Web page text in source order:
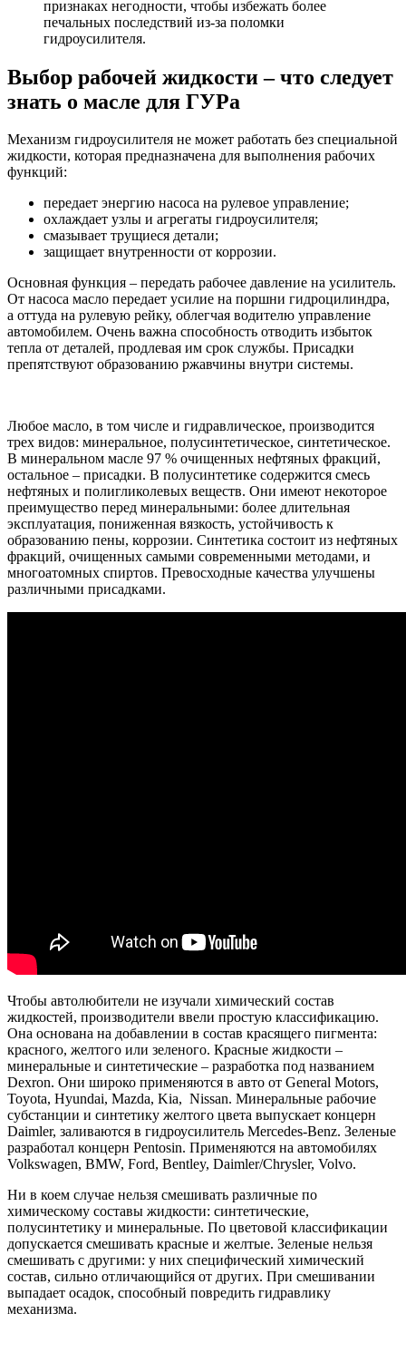
признаках негодности, чтобы избежать более
печальных последствий из-за поломки
гидроусилителя.
Выбор рабочей жидкости – что следует
знать о масле для ГУРа
Механизм гидроусилителя не может работать без специальной
жидкости, которая предназначена для выполнения рабочих
функций:
передает энергию насоса на рулевое управление;
охлаждает узлы и агрегаты гидроусилителя;
смазывает трущиеся детали;
защищает внутренности от коррозии.
Основная функция – передать рабочее давление на усилитель.
От насоса масло передает усилие на поршни гидроцилиндра,
а оттуда на рулевую рейку, облегчая водителю управление
автомобилем. Очень важна способность отводить избыток
тепла от деталей, продлевая им срок службы. Присадки
препятствуют образованию ржавчины внутри системы.
Любое масло, в том числе и гидравлическое, производится
трех видов: минеральное, полусинтетическое, синтетическое.
В минеральном масле 97 % очищенных нефтяных фракций,
остальное – присадки. В полусинтетике содержится смесь
нефтяных и полигликолевых веществ. Они имеют некоторое
преимущество перед минеральными: более длительная
эксплуатация, пониженная вязкость, устойчивость к
образованию пены, коррозии. Синтетика состоит из нефтяных
фракций, очищенных самыми современными методами, и
многоатомных спиртов. Превосходные качества улучшены
различными присадками.
Чтобы автолюбители не изучали химический состав
жидкостей, производители ввели простую классификацию.
Она основана на добавлении в состав красящего пигмента:
красного, желтого или зеленого. Красные жидкости –
минеральные и синтетические – разработка под названием
Dexron. Они широко применяются в авто от General Motors,
Toyota, Hyundai, Mazda, Kia, Nissan. Минеральные рабочие
субстанции и синтетику желтого цвета выпускает концерн
Daimler, заливаются в гидроусилитель Mercedes-Benz. Зеленые
разработал концерн Pentosin. Применяются на автомобилях
Volkswagen, BMW, Ford, Bentley, Daimler/Chrysler, Volvo.
Ни в коем случае нельзя смешивать различные по
химическому составы жидкости: синтетические,
полусинтетику и минеральные. По цветовой классификации
допускается смешивать красные и желтые. Зеленые нельзя
смешивать с другими: у них специфический химический
состав, сильно отличающийся от других. При смешивании
выпадает осадок, способный повредить гидравлику
механизма.